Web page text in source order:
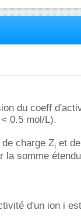
du coeff
0.5 mol/L).
charge Zi et
la somme
d'un ion i